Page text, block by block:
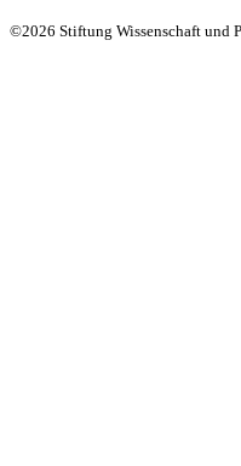
©2026 Stiftung Wissenschaft und